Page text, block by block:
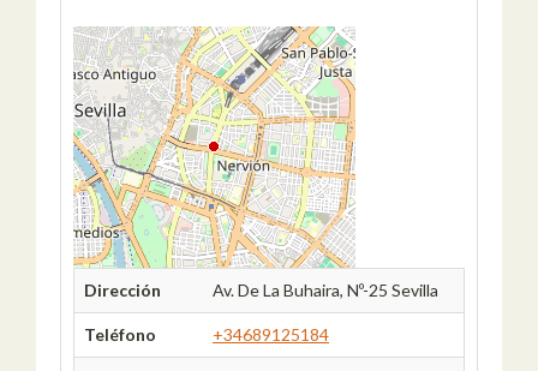
Dirección Av. De La Buhaira, Nº-25 Sevilla
Teléfono +34689125184